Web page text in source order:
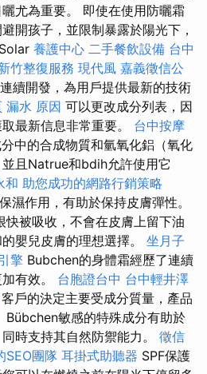
尤為重要。 即使在使用防曬霜
開孩子，並限制暴露於陽光下，
養護中心 二手餐飲設備 台中
竹整復服務 現代風 嘉義徵信公
續開發，為用戶提供最新的技術
漏水 原因 可以更改成分列表，因
最新信息非常重要。 台中按摩
中的合成物質和氫氧化鋁（氧化
且Natrue和bdih允許使用它
和 助您成功的網路行銷策略
濕作用，有助於保持皮膚彈性。
快被吸收，不會在皮膚上留下油
嬰兒皮膚的理想選擇。 坐月子
擎 Bubchen的身體霜經歷了連續
有效。 台胞證台中 台中輕井澤
客戶的決定主要受成分質量，產品
Bübchen敏感的特殊成分有助於
時支持其自然防禦能力。 徵信
SEO團隊 耳掛式助聽器 SPF保護